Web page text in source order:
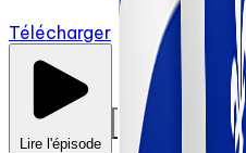
Télécharger
Lire l'épisode